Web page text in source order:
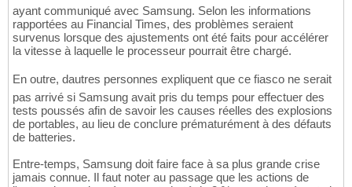
ayant communiqué avec Samsung. Selon les informations
rapportées au Financial Times, des problèmes seraient
survenus lorsque des ajustements ont été faits pour accélérer
la vitesse à laquelle le processeur pourrait être chargé.
En outre, dautres personnes expliquent que ce fiasco ne serait
pas arrivé si Samsung avait pris du temps pour effectuer des
tests poussés afin de savoir les causes réelles des explosions
de portables, au lieu de conclure prématurément à des défauts
de batteries.
Entre-temps, Samsung doit faire face à sa plus grande crise
jamais connue. Il faut noter au passage que les actions de